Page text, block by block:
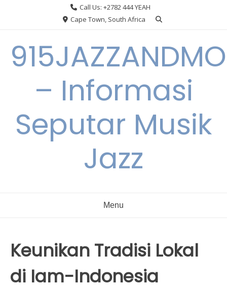
Call Us: +2782 444 YEAH
Cape Town, South Africa
– Informasi
Seputar Musik
Jazz
Menu
Keunikan Tradisi Lokal
di Iam-Indonesia